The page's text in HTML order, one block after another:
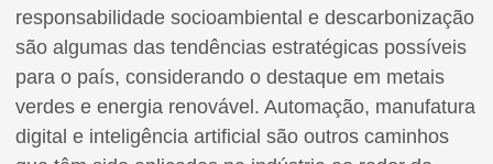
responsabilidade socioambiental e descarbonização
são algumas das tendências estratégicas possíveis
para o país, considerando o destaque em metais
verdes e energia renovável. Automação, manufatura
digital e inteligência artificial são outros caminhos